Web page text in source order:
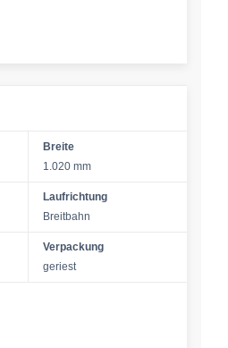
Breite
1.020 mm
Laufrichtung
Breitbahn
Verpackung
geriest